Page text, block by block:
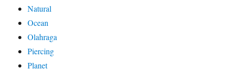
Natural
Ocean
Olahraga
Piercing
Planet